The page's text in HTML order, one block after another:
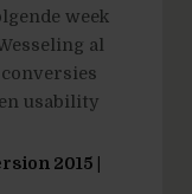
week
al
usability
2015 |